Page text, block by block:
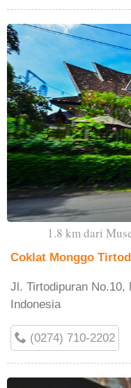
1.8 km dari
Coklat Monggo
Jl. Tirtodipuran No.10,
Indonesia
(0274) 710-2202